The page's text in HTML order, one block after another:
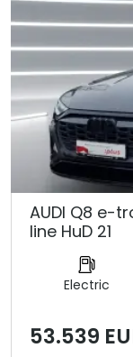
AUDI Q8 e-
line HuD 21
Electric
53.539